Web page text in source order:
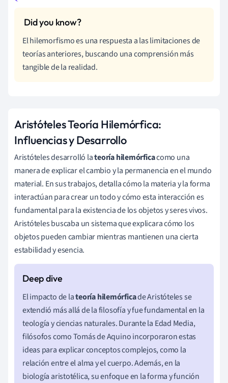
El hilemorfismo es una respuesta a las limitaciones de
teorías anteriores, buscando una comprensión más
tangible de la realidad.
Aristóteles Teoría Hilemórfica:
Influencias y Desarrollo
Aristóteles desarrolló lateoría hilemórficacomo una
manera de explicar el cambio y la permanencia en el mundo
material. En sus trabajos, detalla cómo la materia y la forma
interactúan para crear un todo y cómo esta interacción es
fundamental para la existencia de los objetos y seres vivos.
Aristóteles buscaba un sistema que explicara cómo los
objetos pueden cambiar mientras mantienen una cierta
estabilidad y esencia.
El impacto de lateoría hilemórficade Aristóteles se
extendió más allá de la filosofía y fue fundamental en la
teología y ciencias naturales. Durante la Edad Media,
filósofos como Tomás de Aquino incorporaron estas
ideas para explicar conceptos complejos, como la
relación entre el alma y el cuerpo. Además, en la
biología aristotélica, su enfoque en la forma y función